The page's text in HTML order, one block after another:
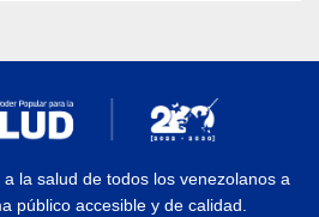
la salud de todos los venezolanos a
público accesible y de calidad.